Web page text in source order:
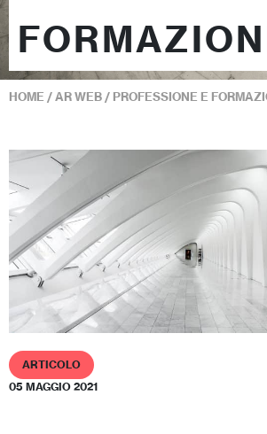
HOME /AR WEB / PROFESSIONE E
ARTICOLO
05 MAGGIO 2021